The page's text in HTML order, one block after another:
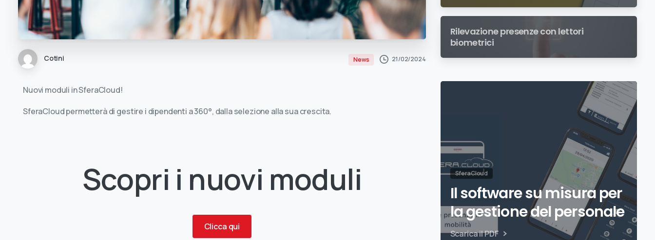
Cotini News 21/02/2024
Nuovi moduli in SferaCloud!
SferaCloud permetterà di gestire i dipendenti a 360°, dalla selezione alla sua crescita.
Scopri i nuovi moduli
Clicca qui
Rilevazione presenze con lettori
biometrici
SferaCloud
Il software su misura per
la gestione del personale
Scarica il PDF